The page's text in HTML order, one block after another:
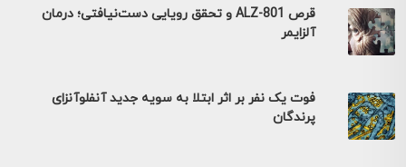
قرص ALZ-801 و تحقق رویایی دست‌نیافتی؛ درمان
آلزایمر
فوت یک نفر بر اثر ابتلا به سویه جدید آنفلوآنزای
پرندگان